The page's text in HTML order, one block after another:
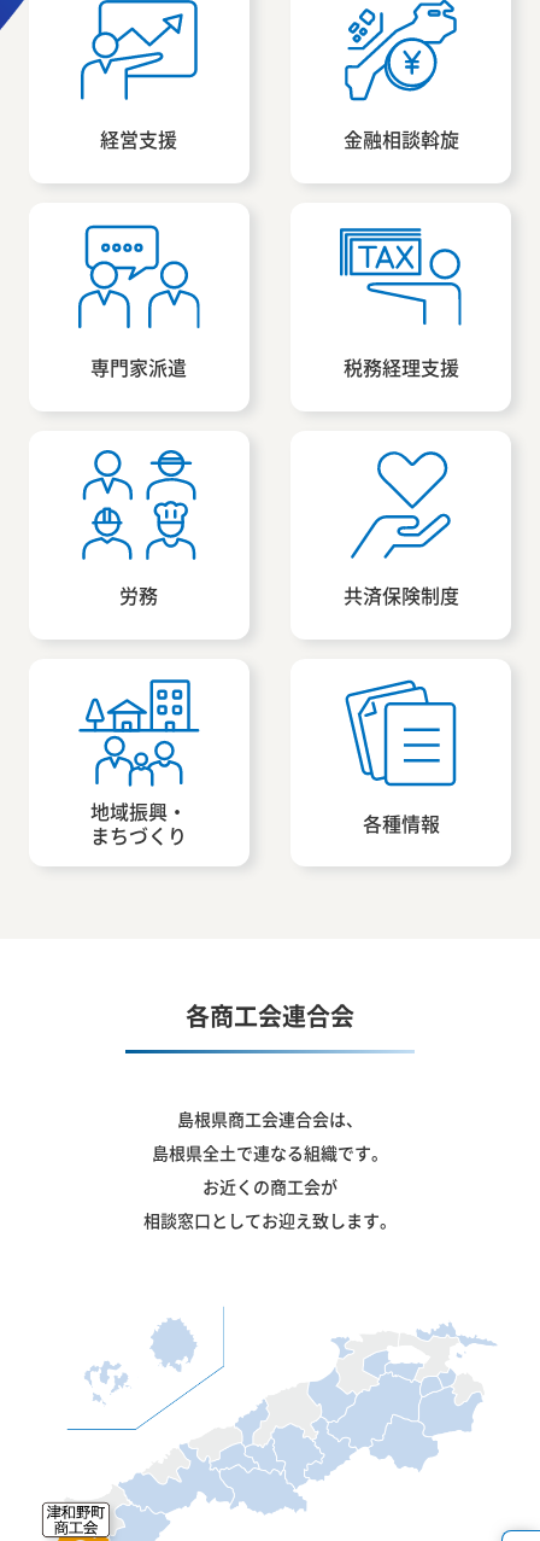
経営支援 金融相談斡旋
専門家派遣 税務経理支援
労務 共済保険制度
地域振興・
まちづくり
各種情報
各商工会連合会
島根県商工会連合会は、
島根県全土で連なる組織です。
お近くの商工会が
相談窓口としてお迎え致します。